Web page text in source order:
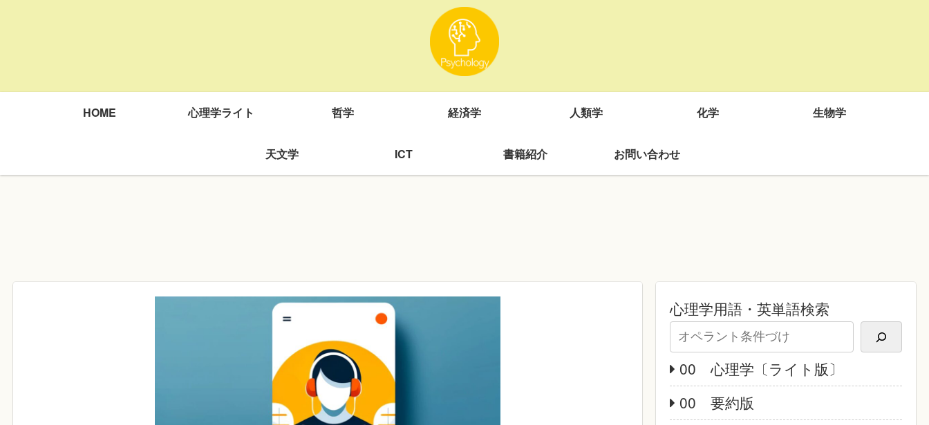
HOME 心理学ライト 哲学 経済学 人類学 化学 生物学
天文学 ICT 書籍紹介 お問い合わせ
心理学用語・英単語検索
00 心理学〔ライト版〕
00 要約版